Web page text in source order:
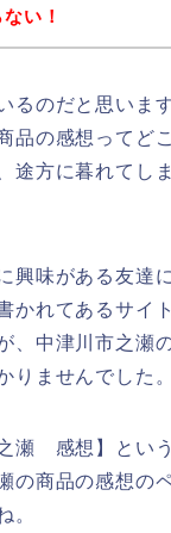
い！
るのだと思いま
品の感想ってど
途方に暮れてし
興味がある友達
かれてあるサイ
、中津川市之瀬
りませんでした。
瀬 感想】とい
の商品の感想の
。